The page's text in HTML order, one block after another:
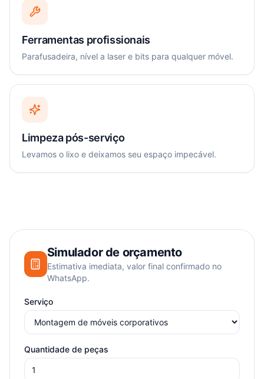
Ferramentas profissionais
Parafusadeira, nível a laser e bits para qualquer móvel.
Limpeza pós-serviço
Levamos o lixo e deixamos seu espaço impecável.
Simulador de orçamento
Estimativa imediata, valor final confirmado no
WhatsApp.
Serviço
Quantidade de peças